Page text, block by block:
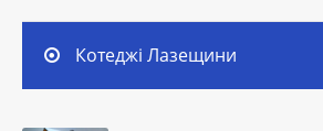
Котеджі Лазещини